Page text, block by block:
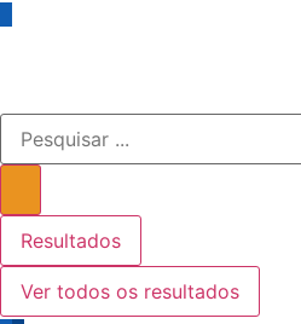
Resultados
Ver todos os resultados